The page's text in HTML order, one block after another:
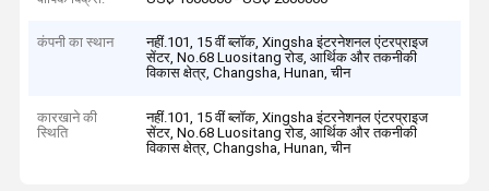
कंपनी का स्थान
नहीं.101, 15 वीं ब्लॉक, Xingsha इंटरनेशनल एंटरप्राइज
सेंटर, No.68 Luositang रोड, आर्थिक और तकनीकी
विकास क्षेत्र, Changsha, Hunan, चीन
कारखाने की
स्थिति
नहीं.101, 15 वीं ब्लॉक, Xingsha इंटरनेशनल एंटरप्राइज
सेंटर, No.68 Luositang रोड, आर्थिक और तकनीकी
विकास क्षेत्र, Changsha, Hunan, चीन